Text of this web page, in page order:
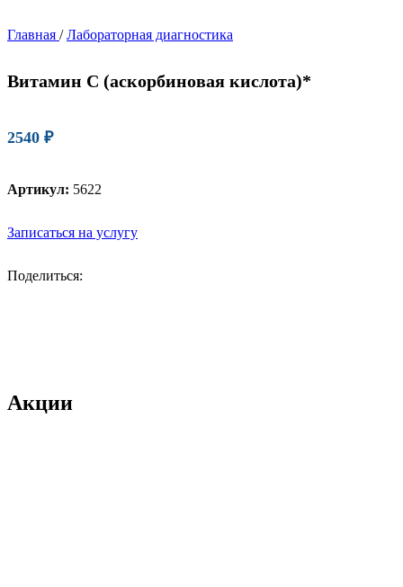
Главная / Лабораторная диагностика
Витамин С (аскорбиновая кислота)*
2540 ₽
Артикул: 5622
Записаться на услугу
Поделиться:
Акции